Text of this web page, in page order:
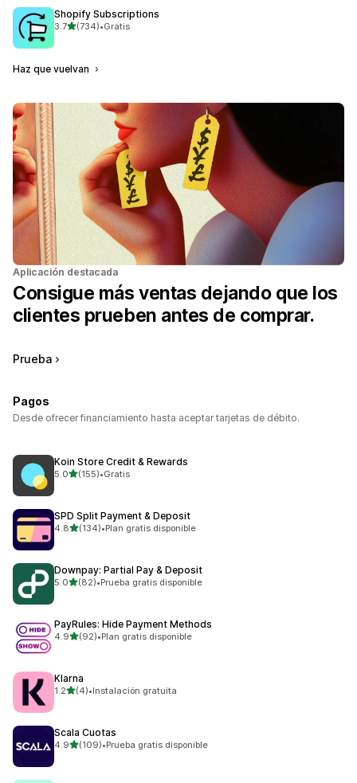
Shopify Subscriptions
3.7de 5 estrellas
(734)
734 reseñas en total
•Gratis
Haz que vuelvan
Aplicación destacada
Consigue más ventas dejando que los
clientes prueben antes de comprar.
Prueba
Pagos
Desde ofrecer financiamiento hasta aceptar tarjetas de débito.
Koin Store Credit & Rewards
5.0de 5 estrellas
(155)
155 reseñas en total
•Gratis
SPD Split Payment & Deposit
4.8de 5 estrellas
(134)
134 reseñas en total
•Plan gratis disponible
Downpay: Partial Pay & Deposit
5.0de 5 estrellas
(82)
82 reseñas en total
•Prueba gratis disponible
PayRules: Hide Payment Methods
4.9de 5 estrellas
(92)
92 reseñas en total
•Plan gratis disponible
Klarna
1.2de 5 estrellas
(4)
4 reseñas en total
•Instalación gratuita
Scala Cuotas
4.9de 5 estrellas
(109)
109 reseñas en total
•Prueba gratis disponible